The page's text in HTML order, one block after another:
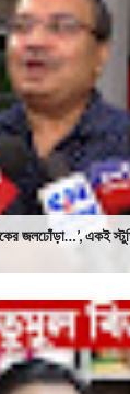
জলঢোঁড়া…’, একই